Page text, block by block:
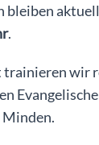
bleiben
.
trainieren wir
Minden.